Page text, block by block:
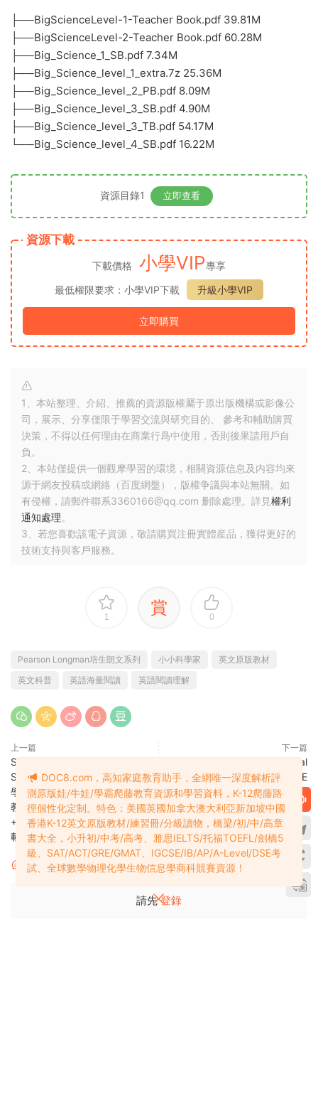
├──BigScienceLevel-1-Teacher Book.pdf 39.81M
├──BigScienceLevel-2-Teacher Book.pdf 60.28M
├──Big_Science_1_SB.pdf 7.34M
├──Big_Science_level_1_extra.7z 25.36M
├──Big_Science_level_2_PB.pdf 8.09M
├──Big_Science_level_3_SB.pdf 4.90M
├──Big_Science_level_3_TB.pdf 54.17M
└──Big_Science_level_4_SB.pdf 16.22M
資源目錄1 立即查看
資源下載
下載價格 小學VIP專享
最低權限要求：小學VIP下載
升級小學VIP
立即購買
1、本站整理、介紹、推薦的資源版權屬于原出版機構或影像公
司，展示、分享僅限于學習交流與研究目的、 參考和輔助購買
決策，不得以任何理由在商業行爲中使用，否則後果請用戶自
負。
2、本站僅提供一個觀摩學習的環境，相關資源信息及内容均來
源于網友投稿或網絡（百度網盤），版權争議與本站無關。如
有侵權，請郵件聯系3360166@qq.com 删除處理。詳見權利
通知處理。
3、若您喜歡該電子資源，敬請購買注冊實體産品，獲得更好的
技術支持與客戶服務。
1 賞 0
Pearson Longman培生朗文系列 小小科學家
英文原版教材
英文科普
英語海量閱讀 英語閱讀理解
上一篇
Scholastic Guided Reading
Short Reads Plus 學樂深度閱讀
學樂分級閱讀理解教學 Level 1-9
教材PDF+練習冊+閱讀日志
+MP3音頻+外教課 百度雲網盤下
載
下一篇
American Invitational
Mathematics Examination AIME
美國數學邀請賽1983-2023試題
+答案+解析 高清PDF 百度雲網盤
評論 0
請先登錄
DOC8.com，高知家庭教育助手，全網唯一深度解析評
測原版娃/牛娃/學霸爬藤教育資源和學習資料，K-12爬藤路
徑個性化定制。特色：美國英國加拿大澳大利亞新加坡中國
香港K-12英文原版教材/練習冊/分級讀物，橋梁/初/中/高章
書大全，小升初/中考/高考、雅思IELTS/托福TOEFL/劍橋5
級、SAT/ACT/GRE/GMAT、IGCSE/IB/AP/A-Level/DSE考
試、全球數學物理化學生物信息學商科競賽資源！